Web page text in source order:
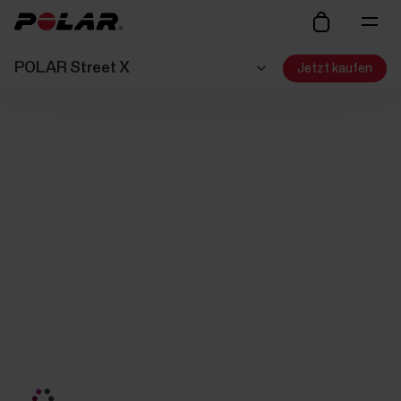
POLAR Street X Jetzt kaufen